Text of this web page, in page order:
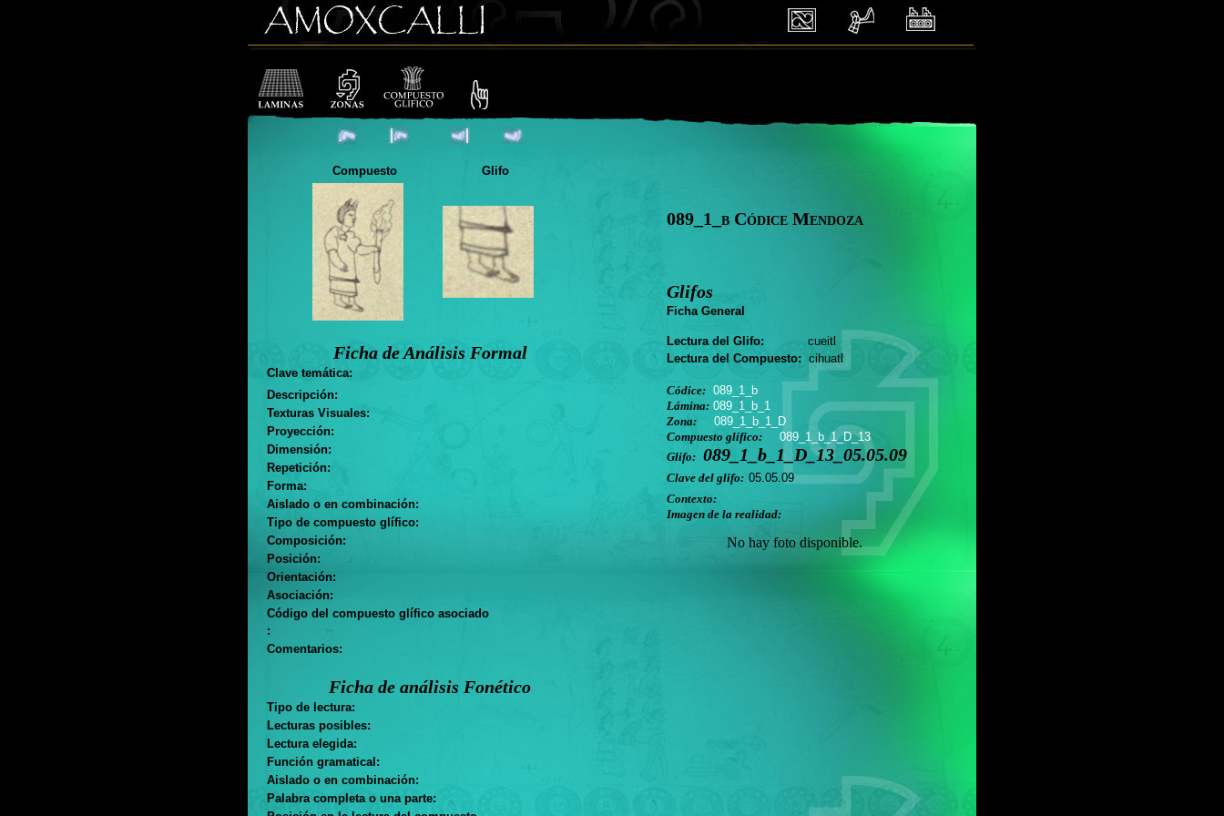
Compuesto Glifo
Ficha de Análisis Formal
Clave temática:
Descripción:
Texturas Visuales:
Proyección:
Dimensión:
Repetición:
Forma:
Aislado o en combinación:
Tipo de compuesto glífico:
Composición:
Posición:
Orientación:
Asociación:
Código del compuesto glífico asociado
:
Comentarios:
Ficha de análisis Fonético
Tipo de lectura:
Lecturas posibles:
Lectura elegida:
Función gramatical:
Aislado o en combinación:
Palabra completa o una parte:
089_1_b Códice Mendoza
Glifos
Ficha General
Lectura del Glifo: cueitl
Lectura del Compuesto: cihuatl
Códice: 089_1_b
Lámina: 089_1_b_1
Zona:
089_1_b_1_D
Compuesto glífico:
089_1_b_1_D_13
Glifo: 089_1_b_1_D_13_05.05.09
Clave del glifo: 05.05.09
Contexto:
Imagen de la realidad:
No hay foto disponible.